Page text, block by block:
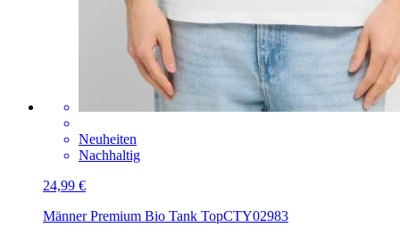
Neuheiten
Nachhaltig
24,99 €
Männer Premium Bio Tank TopCTY02983